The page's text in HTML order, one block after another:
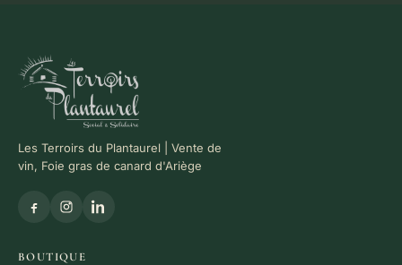
Les Terroirs du Plantaurel | Vente de
vin, Foie gras de canard d'Ariège
BOUTIQUE